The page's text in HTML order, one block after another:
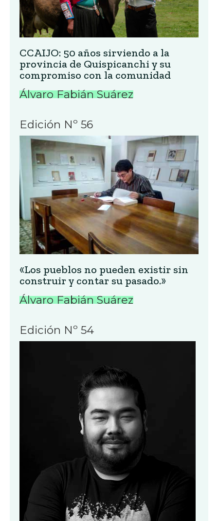
CCAIJO: 50 años sirviendo a la
provincia de Quispicanchi y su
compromiso con la comunidad
Álvaro Fabián Suárez
Edición Nº 56
«Los pueblos no pueden existir sin
construir y contar su pasado.»
Álvaro Fabián Suárez
Edición Nº 54